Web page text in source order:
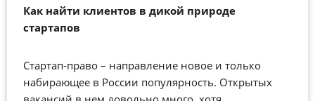
Как найти клиентов в дикой природе
стартапов
Стартап-право – направление новое и только
набирающее в России популярность. Открытых